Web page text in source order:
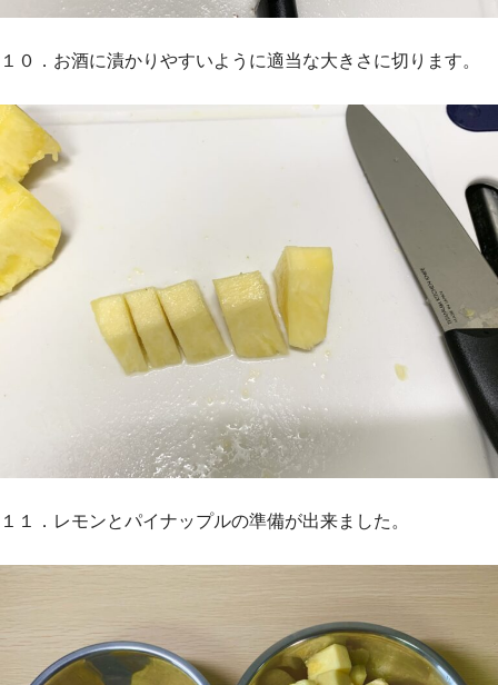
１０．お酒に漬かりやすいように適当な大きさに切ります。
１１．レモンとパイナップルの準備が出来ました。